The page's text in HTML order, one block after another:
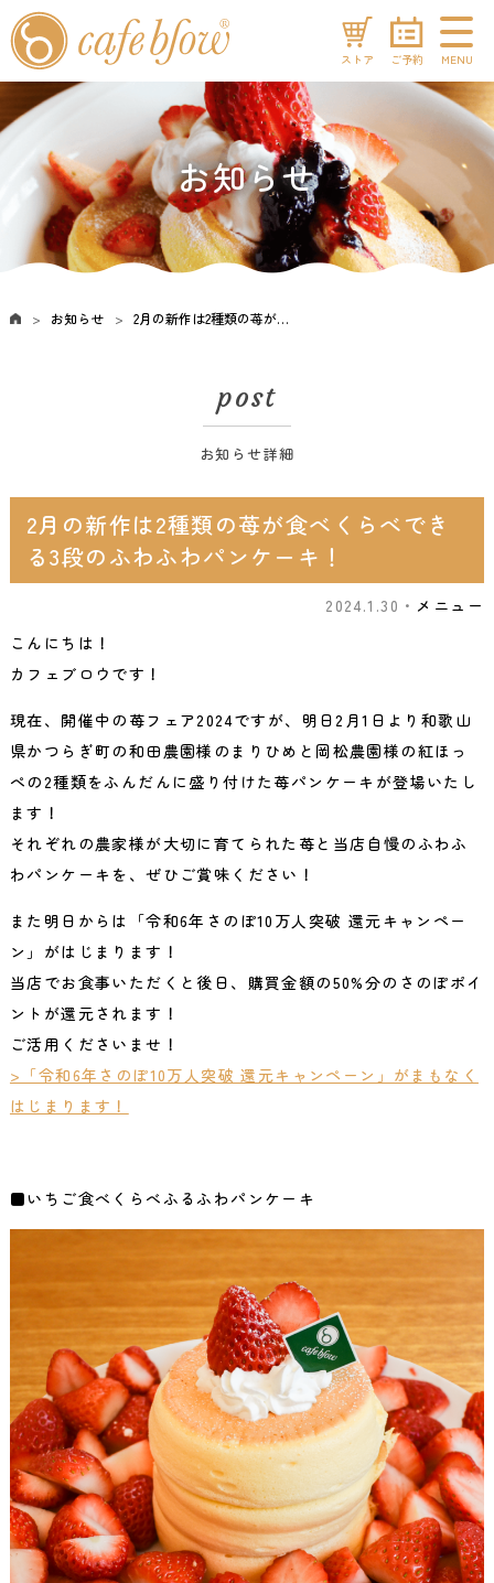
MENU
ご予約
ストア
お知らせ
お知らせ 2月の新作は2種類の苺が食べくらべできる3段のふわふわパンケーキ！
post
お知らせ詳細
2月の新作は2種類の苺が食べくらべでき
る3段のふわふわパンケーキ！
2024.1.30・ メニュー
こんにちは！
カフェブロウです！
現在、開催中の苺フェア2024ですが、明日2月1日より和歌山
県かつらぎ町の和田農園様のまりひめと岡松農園様の紅ほっ
ぺの2種類をふんだんに盛り付けた苺パンケーキが登場いたし
ます！
それぞれの農家様が大切に育てられた苺と当店自慢のふわふ
わパンケーキを、ぜひご賞味ください！
また明日からは「令和6年さのぽ10万人突破 還元キャンペー
ン」がはじまります！
当店でお食事いただくと後日、購買金額の50%分のさのぽポイ
ントが還元されます！
ご活用くださいませ！
>「令和6年さのぽ10万人突破 還元キャンペーン」がまもなく
はじまります！
■いちご食べくらべふるふわパンケーキ